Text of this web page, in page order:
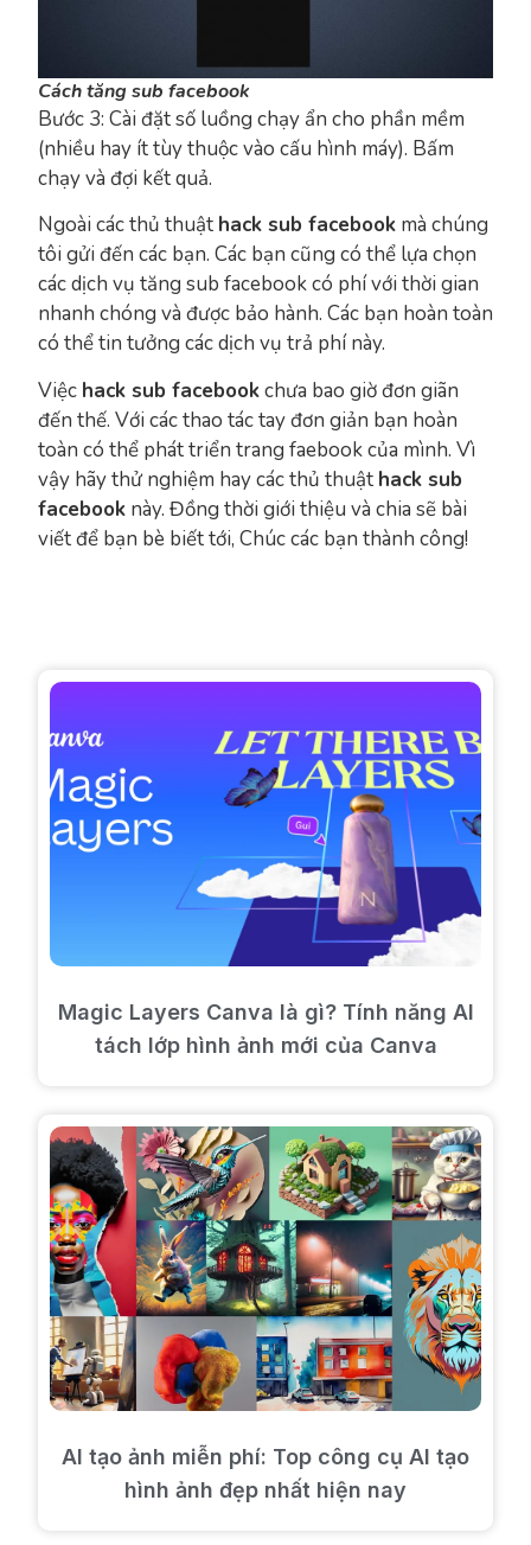
Cách tăng sub facebook
Bước 3: Cài đặt số luồng chạy ẩn cho phần mềm
(nhiều hay ít tùy thuộc vào cấu hình máy). Bấm
chạy và đợi kết quả.
Ngoài các thủ thuật hack sub facebook mà chúng
tôi gửi đến các bạn. Các bạn cũng có thể lựa chọn
các dịch vụ tăng sub facebook có phí với thời gian
nhanh chóng và được bảo hành. Các bạn hoàn toàn
có thể tin tưởng các dịch vụ trả phí này.
Việc hack sub facebookchưa bao giờ đơn giãn
đến thế. Với các thao tác tay đơn giản bạn hoàn
toàn có thể phát triển trang faebook của mình. Vì
vậy hãy thử nghiệm hay các thủ thuật hack sub
facebook này. Đồng thời giới thiệu và chia sẽ bài
viết để bạn bè biết tới, Chúc các bạn thành công!
Magic Layers Canva là gì? Tính năng AI
tách lớp hình ảnh mới của Canva
AI tạo ảnh miễn phí: Top công cụ AI tạo
hình ảnh đẹp nhất hiện nay